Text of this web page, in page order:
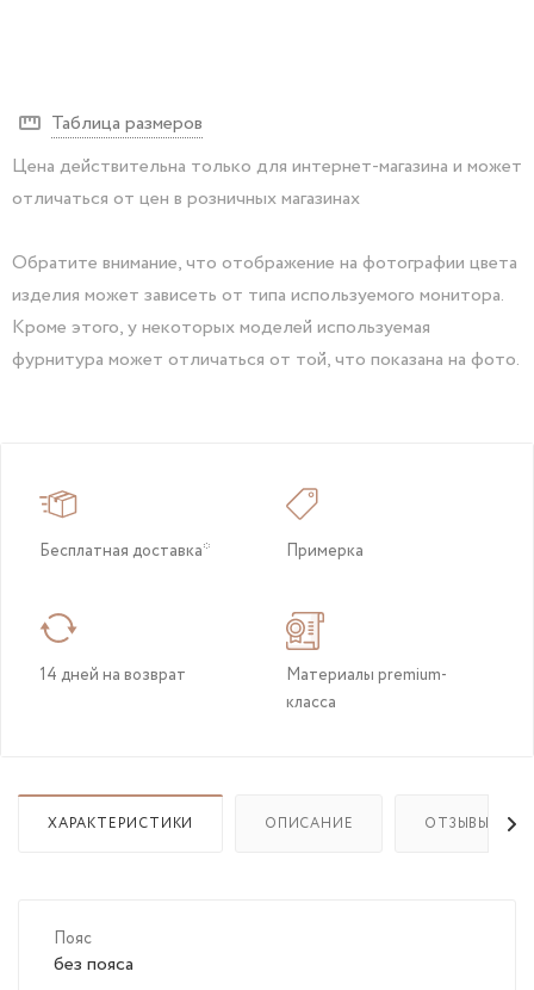
Таблица размеров
Цена действительна только для интернет-магазина и может
отличаться от цен в розничных магазинах
Обратите внимание, что отображение на фотографии цвета
изделия может зависеть от типа используемого монитора.
Кроме этого, у некоторых моделей используемая
фурнитура может отличаться от той, что показана на фото.
Бесплатная доставка* Примерка
14 дней на возврат
Материалы premium-
класса
ХАРАКТЕРИСТИКИ ОПИСАНИЕ ОТЗЫВЫ
Пояс
без пояса